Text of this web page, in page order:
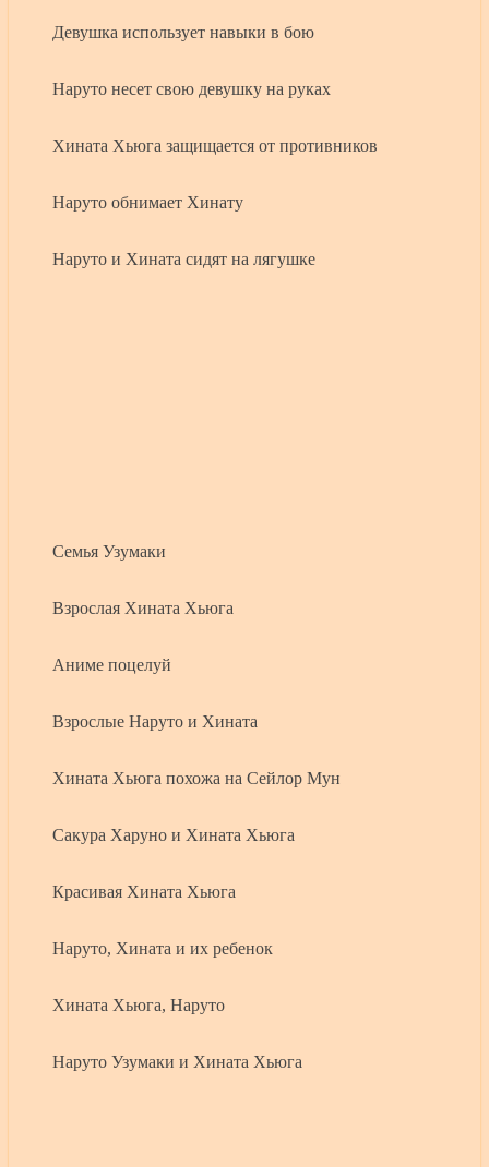
Девушка использует навыки в бою
Наруто несет свою девушку на руках
Хината Хьюга защищается от противников
Наруто обнимает Хинату
Наруто и Хината сидят на лягушке
Семья Узумаки
Взрослая Хината Хьюга
Аниме поцелуй
Взрослые Наруто и Хината
Хината Хьюга похожа на Сейлор Мун
Сакура Харуно и Хината Хьюга
Красивая Хината Хьюга
Наруто, Хината и их ребенок
Хината Хьюга, Наруто
Наруто Узумаки и Хината Хьюга